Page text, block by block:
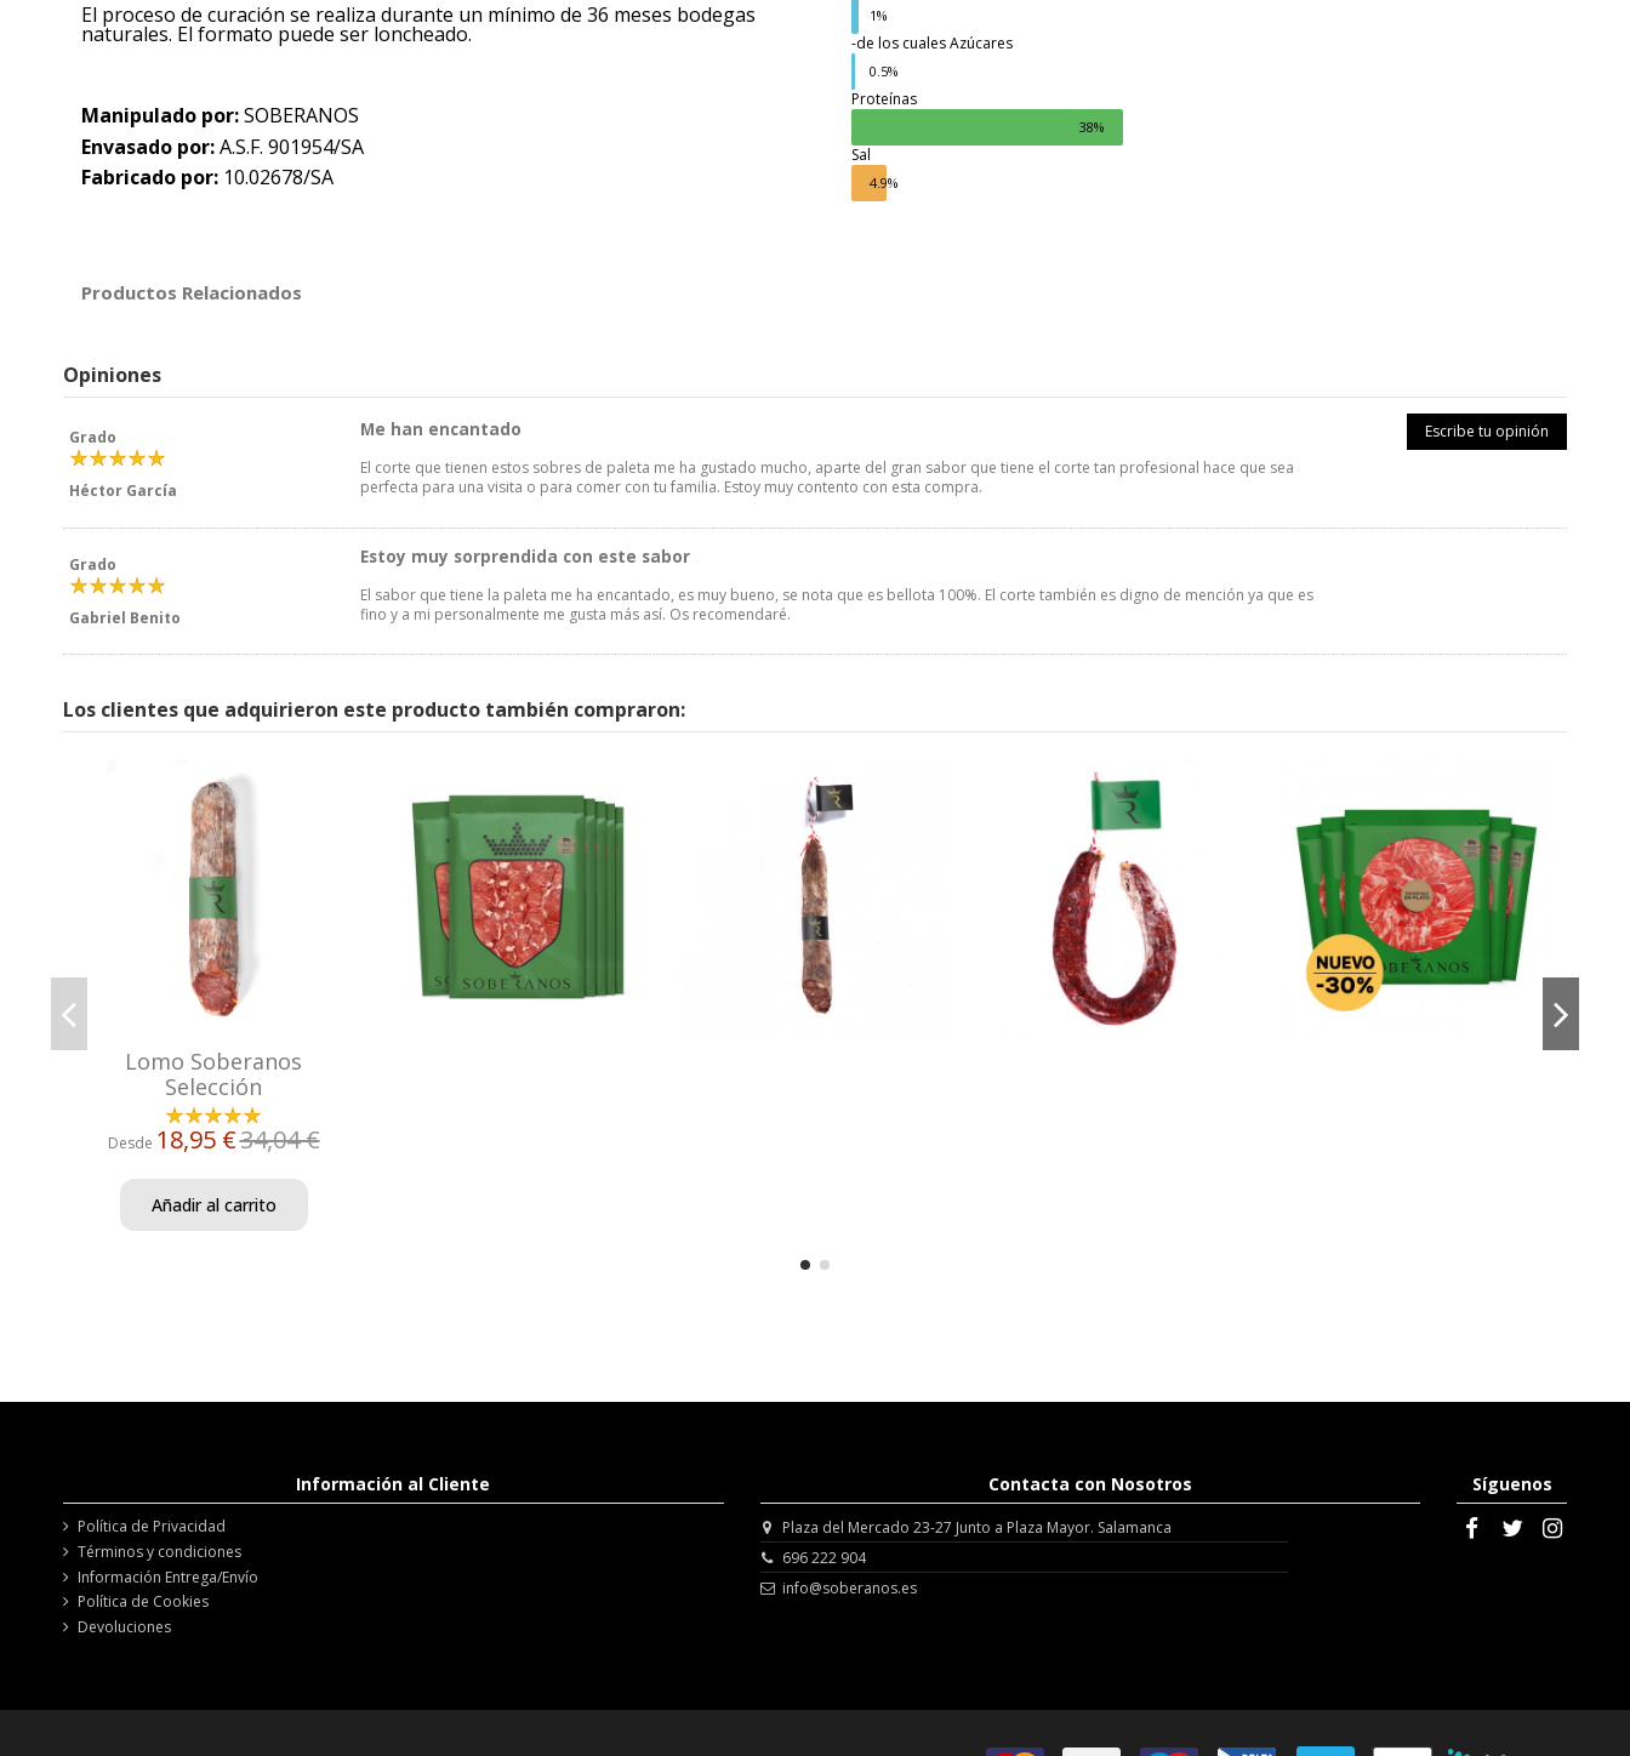
El proceso de curación se realiza durante un mínimo de 36 meses bodegas
naturales. El formato puede ser loncheado.
Manipulado por:SOBERANOS
Envasado por:A.S.F. 901954/SA
Fabricado por: 10.02678/SA
1%
-de los cuales Azúcares
Grasas
0.5%
Proteínas
38%
Sal
4.9%
Productos Relacionados
Opiniones
Escribe tu opinión
Grado
Héctor García
Me han encantado
El corte que tienen estos sobres de paleta me ha gustado mucho, aparte del gran sabor que tiene el corte tan profesional hace que sea
perfecta para una visita o para comer con tu familia. Estoy muy contento con esta compra.
Grado
Gabriel Benito
Estoy muy sorprendida con este sabor
El sabor que tiene la paleta me ha encantado, es muy bueno, se nota que es bellota 100%. El corte también es digno de mención ya que es
fino y a mi personalmente me gusta más así. Os recomendaré.
Los clientes que adquirieron este producto también compraron:
Lomo Soberanos
Selección
Desde 18,95 €34,04 €
Añadir al carrito
Información al Cliente
Política de Privacidad
Términos y condiciones
Información Entrega/Envío
Política de Cookies
Devoluciones
Contacta con Nosotros
Plaza del Mercado 23-27 Junto a Plaza Mayor. Salamanca
696 222 904
info@soberanos.es
Síguenos